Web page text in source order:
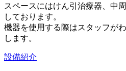
スペースにはけん引治療器、中
しております。
機器を使用する際はスタッフが
します。
設備紹介